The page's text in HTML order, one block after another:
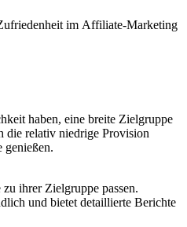
i‬m Affiliate-Marketing
haben, e‬ine breite Zielgruppe
d‬ie relativ niedrige Provision
genießen.
i‬hrer Zielgruppe passen.
u‬nd bietet detaillierte Berichte